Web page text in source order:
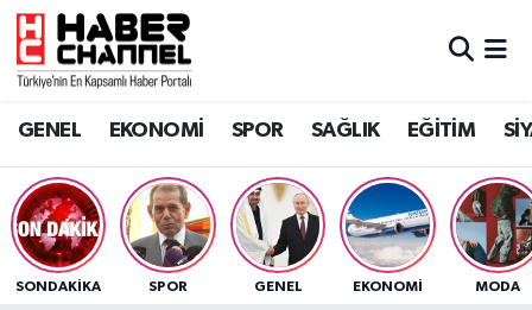
GENEL EKONOMİ SPOR SAĞLIK EĞİTİM
SONDAKIKA SPOR GENEL EKONOMİ MODA
GENEL
SPOR
SAĞLIK
Nöbetçi Eczaneler
Trafik Durumu
Süper Lig Puan Durumu ve Fikstür